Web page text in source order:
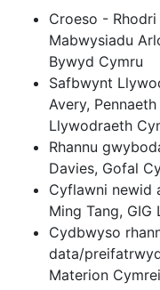
Croeso -
Mabwysiadu
Bywyd Cymru
Safbwynt
Avery,
Llywodraeth
Rhannu
Davies, Gofal
Cyflawni newid
Ming Tang, GIG
Cydbwyso
data/
Materion